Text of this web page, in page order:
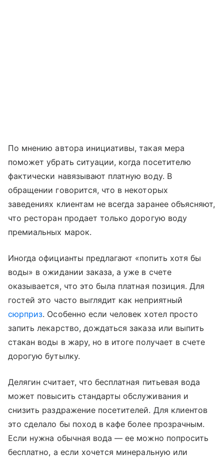
По мнению автора инициативы, такая мера
поможет убрать ситуации, когда посетителю
фактически навязывают платную воду. В
обращении говорится, что в некоторых
заведениях клиентам не всегда заранее объясняют,
что ресторан продает только дорогую воду
премиальных марок.
Иногда официанты предлагают «попить хотя бы
воды» в ожидании заказа, а уже в счете
оказывается, что это была платная позиция. Для
гостей это часто выглядит как неприятный
сюрприз. Особенно если человек хотел просто
запить лекарство, дождаться заказа или выпить
стакан воды в жару, но в итоге получает в счете
дорогую бутылку.
Делягин считает, что бесплатная питьевая вода
может повысить стандарты обслуживания и
снизить раздражение посетителей. Для клиентов
это сделало бы поход в кафе более прозрачным.
Если нужна обычная вода — ее можно попросить
бесплатно, а если хочется минеральную или